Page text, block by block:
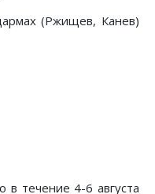
(Ржищев, Канев)
течение 4-6 августа